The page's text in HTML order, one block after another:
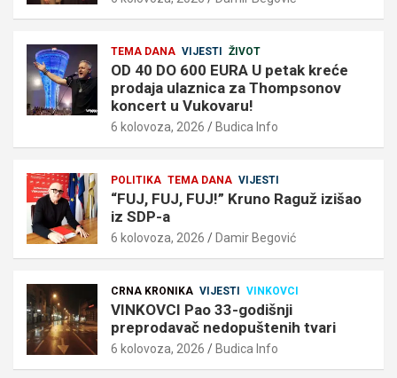
TEMA DANA VIJESTI ŽIVOT
OD 40 DO 600 EURA U petak kreće
prodaja ulaznica za Thompsonov
koncert u Vukovaru!
6 kolovoza, 2026 Budica Info
POLITIKA TEMA DANA VIJESTI
“FUJ, FUJ, FUJ!” Kruno Raguž izišao
iz SDP-a
6 kolovoza, 2026 Damir Begović
CRNA KRONIKA VIJESTI VINKOVCI
VINKOVCI Pao 33-godišnji
preprodavač nedopuštenih tvari
6 kolovoza, 2026 Budica Info